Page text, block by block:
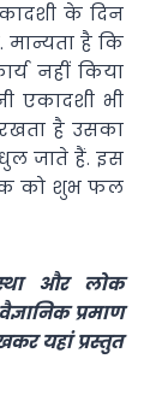
के दिन
मान्यता है कि
नहीं किया
एकादशी भी
है उसका
धुल जाते हैं. इस
को शुभ फल
और लोक
प्रमाण
यहां प्रस्तुत